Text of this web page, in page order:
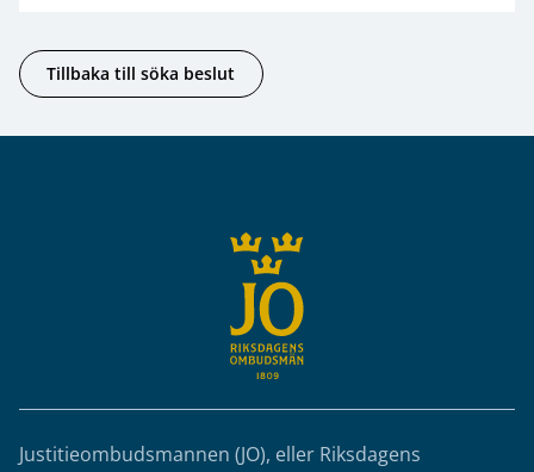
Tillbaka till söka beslut
Justitieombudsmannen (JO), eller Riksdagens